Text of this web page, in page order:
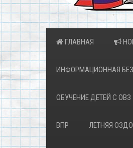
ГЛАВНАЯ
ИНФОРМАЦИОННАЯ
ОБУЧЕНИЕ ДЕТЕЙ С ОВЗ
ВПР ЛЕТНЯЯ